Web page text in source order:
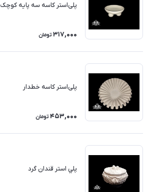
پلی‌استر کاسه سه پایه کوچک
317,000 تومان
پلی‌استر کاسه خطدار
453,000 تومان
پلي استر قندان گرد